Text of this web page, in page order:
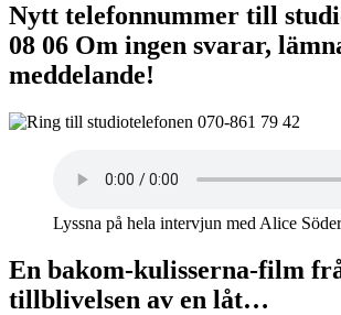
Nytt telefonnummer till
08 06 Om ingen svarar,
meddelande!
Lyssna på hela intervjun med Alice
En bakom-kulisserna-film
tillblivelsen av en låt…